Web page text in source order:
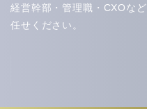
経営幹部・管理職・CXOな
任せください。